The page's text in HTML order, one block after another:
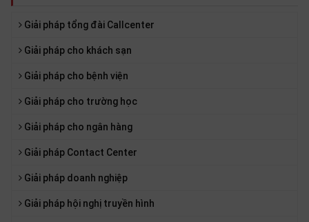
nhu cầu của bạn. Giải pháp âm thanh video Yealink cho
phòng họp lớn có thể giúp bạn tạo trải nghiệm hội nghị
truyền hình đặc biệt
Giải pháp tổng đài Callcenter
Giải pháp cho khách sạn
Giải pháp cho bệnh viện
Giải pháp cho trường học
Giải pháp cho ngân hàng
Giải pháp Contact Center
Giải pháp doanh nghiệp
Giải pháp hội nghị truyền hình